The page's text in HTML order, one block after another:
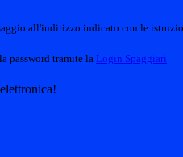
all'indirizzo indicato con le
password tramite la Login Spaggiari